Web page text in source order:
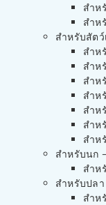
สำห
สำห
สำหรับสัตว์
สำห
สำห
สำห
สำห
สำห
สำห
สำห
สำหรับนก
สำห
สำหรับปลา
สำห